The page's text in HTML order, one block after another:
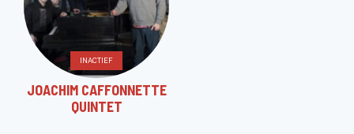
INACTIEF
JOACHIM CAFFONNETTE
QUINTET